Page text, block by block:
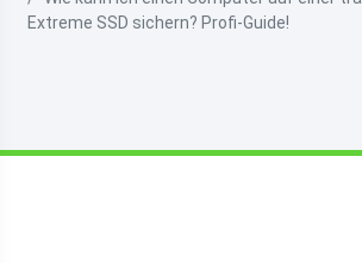
Extreme SSD sichern? Profi-Guide!